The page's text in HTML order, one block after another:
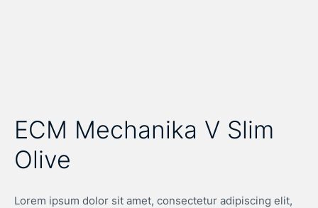
ECM Mechanika V Slim
Olive
Lorem ipsum dolor sit amet, consectetur adipiscing elit,